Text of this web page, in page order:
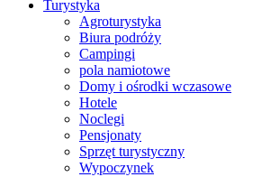
Turystyka
Agroturystyka
Biura podróży
Campingi
pola namiotowe
Domy i ośrodki wczasowe
Hotele
Noclegi
Pensjonaty
Sprzęt turystyczny
Wypoczynek